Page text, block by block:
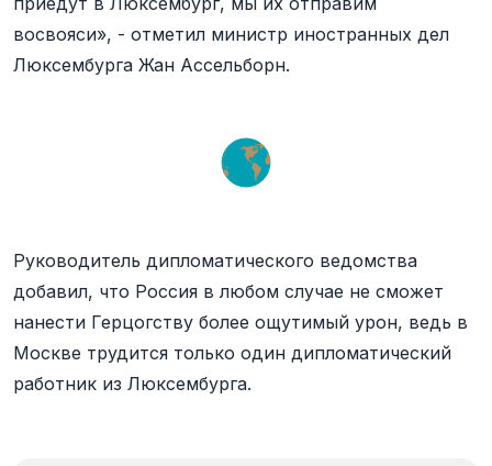
восвояси», - отметил министр иностранных дел
Люксембурга Жан Ассельборн.
Руководитель дипломатического ведомства
добавил, что Россия в любом случае не сможет
нанести Герцогству более ощутимый урон, ведь в
Москве трудится только один дипломатический
работник из Люксембурга.